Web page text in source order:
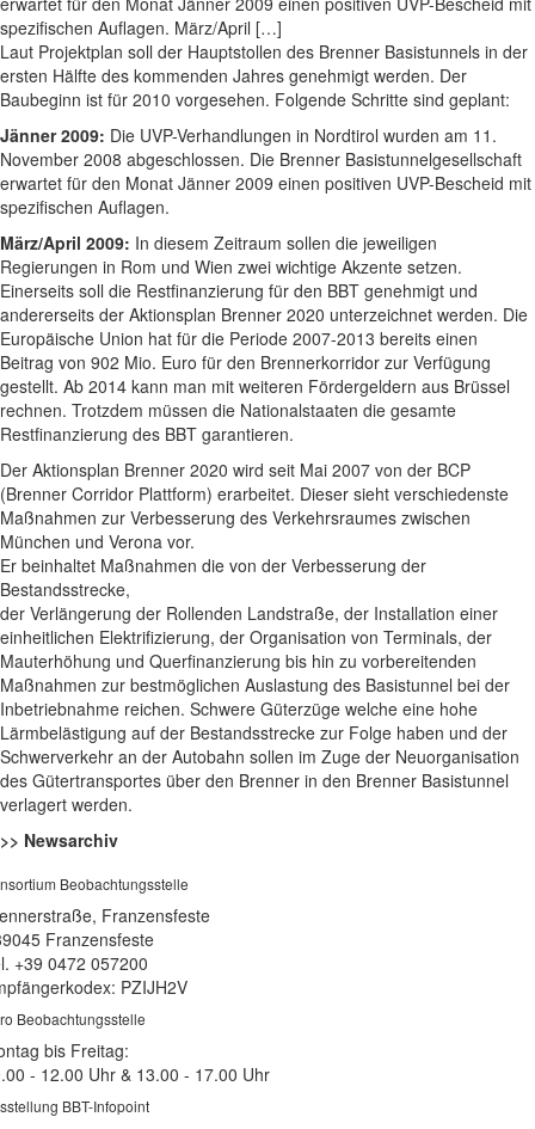
spezifischen Auflagen. März/April […]
Laut Projektplan soll der Hauptstollen des Brenner Basistunnels in der
ersten Hälfte des kommenden Jahres genehmigt werden. Der
Baubeginn ist für 2010 vorgesehen. Folgende Schritte sind geplant:
Jänner 2009: Die UVP-Verhandlungen in Nordtirol wurden am 11.
November 2008 abgeschlossen. Die Brenner Basistunnelgesellschaft
erwartet für den Monat Jänner 2009 einen positiven UVP-Bescheid mit
spezifischen Auflagen.
März/April 2009: In diesem Zeitraum sollen die jeweiligen
Regierungen in Rom und Wien zwei wichtige Akzente setzen.
Einerseits soll die Restfinanzierung für den BBT genehmigt und
andererseits der Aktionsplan Brenner 2020 unterzeichnet werden. Die
Europäische Union hat für die Periode 2007-2013 bereits einen
Beitrag von 902 Mio. Euro für den Brennerkorridor zur Verfügung
gestellt. Ab 2014 kann man mit weiteren Fördergeldern aus Brüssel
rechnen. Trotzdem müssen die Nationalstaaten die gesamte
Restfinanzierung des BBT garantieren.
Der Aktionsplan Brenner 2020 wird seit Mai 2007 von der BCP
(Brenner Corridor Plattform) erarbeitet. Dieser sieht verschiedenste
Maßnahmen zur Verbesserung des Verkehrsraumes zwischen
München und Verona vor.
Er beinhaltet Maßnahmen die von der Verbesserung der
Bestandsstrecke,
der Verlängerung der Rollenden Landstraße, der Installation einer
einheitlichen Elektrifizierung, der Organisation von Terminals, der
Mauterhöhung und Querfinanzierung bis hin zu vorbereitenden
Maßnahmen zur bestmöglichen Auslastung des Basistunnel bei der
Inbetriebnahme reichen. Schwere Güterzüge welche eine hohe
Lärmbelästigung auf der Bestandsstrecke zur Folge haben und der
Schwerverkehr an der Autobahn sollen im Zuge der Neuorganisation
des Gütertransportes über den Brenner in den Brenner Basistunnel
verlagert werden.
>> Newsarchiv
Beobachtungsstelle
Franzensfeste
Franzensfeste
+39 0472 057200
PZIJH2V
Beobachtungsstelle
bis Freitag:
- 12.00 Uhr & 13.00 - 17.00 Uhr
BBT-Infopoint